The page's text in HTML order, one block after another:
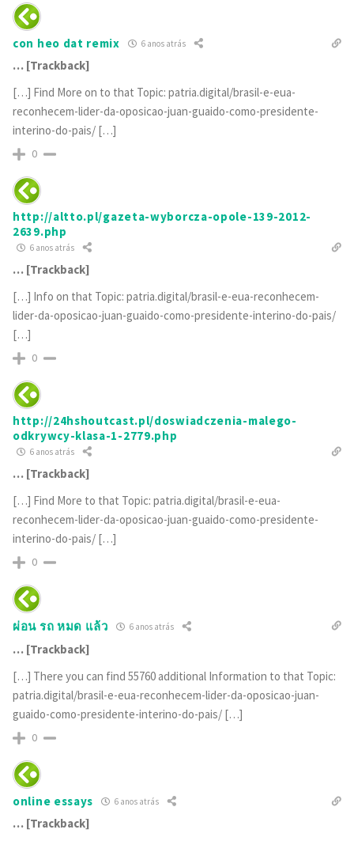
con heo dat remix 6 anos atrás
… [Trackback]
[…] Find More on to that Topic: patria.digital/brasil-e-eua-
reconhecem-lider-da-oposicao-juan-guaido-como-presidente-
interino-do-pais/ […]
0
http://altto.pl/gazeta-wyborcza-opole-139-2012-
2639.php
6 anos atrás
… [Trackback]
[…] Info on that Topic: patria.digital/brasil-e-eua-reconhecem-
lider-da-oposicao-juan-guaido-como-presidente-interino-do-pais/
[…]
0
http://24hshoutcast.pl/doswiadczenia-malego-
odkrywcy-klasa-1-2779.php
6 anos atrás
… [Trackback]
[…] Find More to that Topic: patria.digital/brasil-e-eua-
reconhecem-lider-da-oposicao-juan-guaido-como-presidente-
interino-do-pais/ […]
0
ผ่อน รถ หมด แล้ว 6 anos atrás
… [Trackback]
[…] There you can find 55760 additional Information to that Topic:
patria.digital/brasil-e-eua-reconhecem-lider-da-oposicao-juan-
guaido-como-presidente-interino-do-pais/ […]
0
online essays 6 anos atrás
… [Trackback]